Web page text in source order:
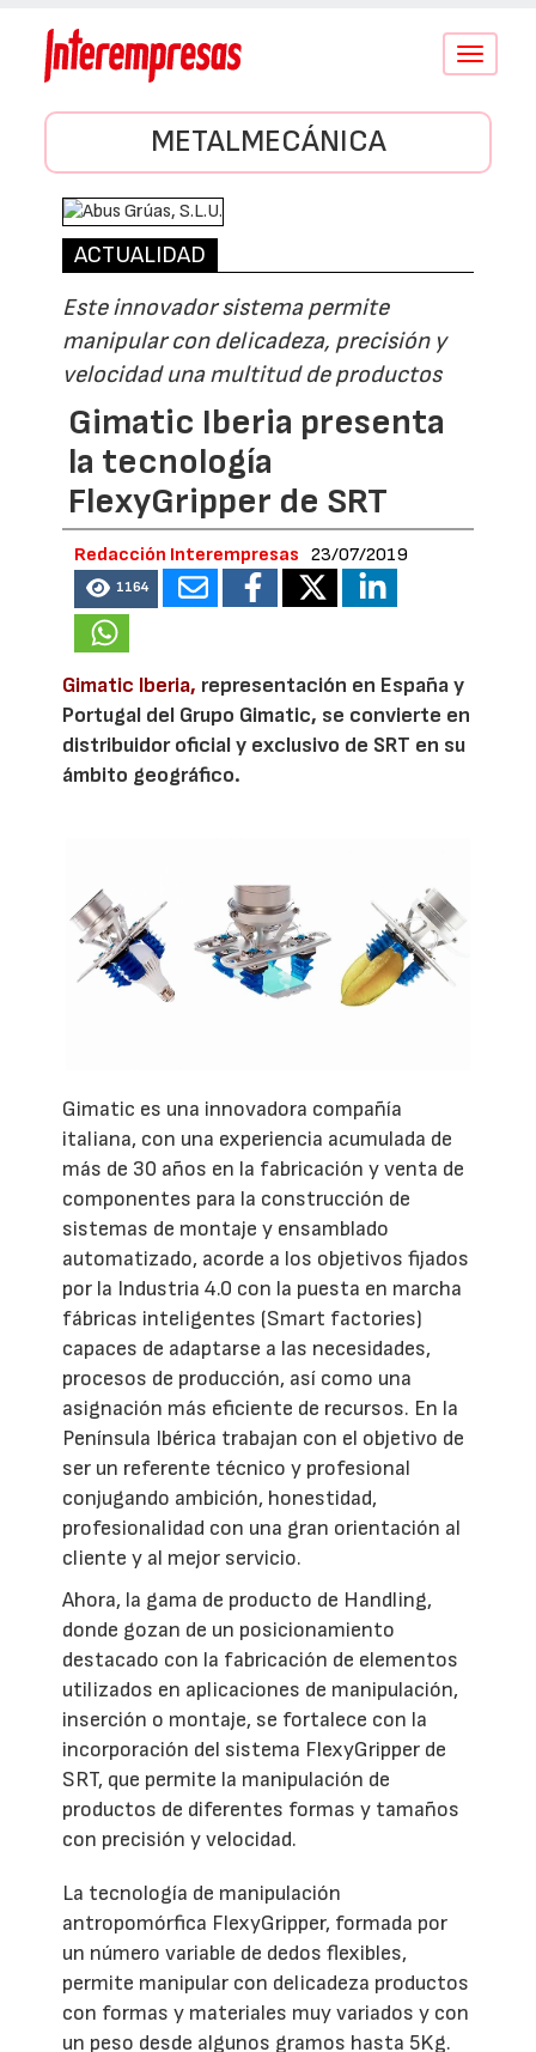
Conmutar
METALMECÁNICA
ACTUALIDAD
Este innovador sistema permite
manipular con delicadeza, precisión y
velocidad una multitud de productos
Gimatic Iberia presenta
la tecnología
FlexyGripper de SRT
Redacción Interempresas 23/07/2019
1164
Gimatic Iberia, representación en España y
Portugal del Grupo Gimatic, se convierte en
distribuidor oficial y exclusivo de SRT en su
ámbito geográfico.
Gimatic es una innovadora compañía
italiana, con una experiencia acumulada de
más de 30 años en la fabricación y venta de
componentes para la construcción de
sistemas de montaje y ensamblado
automatizado, acorde a los objetivos fijados
por la Industria 4.0 con la puesta en marcha
fábricas inteligentes (Smart factories)
capaces de adaptarse a las necesidades,
procesos de producción, así como una
asignación más eficiente de recursos. En la
Península Ibérica trabajan con el objetivo de
ser un referente técnico y profesional
conjugando ambición, honestidad,
profesionalidad con una gran orientación al
cliente y al mejor servicio.
Ahora, la gama de producto de Handling,
donde gozan de un posicionamiento
destacado con la fabricación de elementos
utilizados en aplicaciones de manipulación,
inserción o montaje, se fortalece con la
incorporación del sistema FlexyGripper de
SRT, que permite la manipulación de
productos de diferentes formas y tamaños
con precisión y velocidad.
La tecnología de manipulación
antropomórfica FlexyGripper, formada por
un número variable de dedos flexibles,
permite manipular con delicadeza productos
con formas y materiales muy variados y con
un peso desde algunos gramos hasta 5Kg.